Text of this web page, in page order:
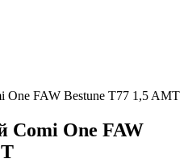
FAW Bestune T77 1,5 AMT
Comi One FAW